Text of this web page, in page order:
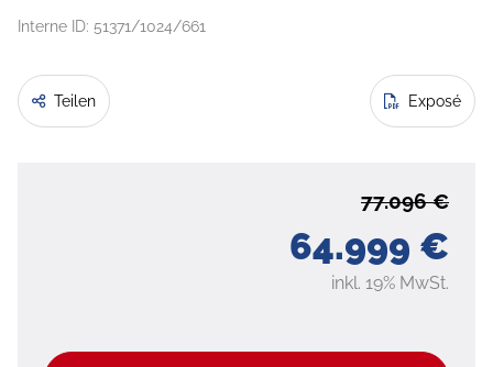
Interne ID: 51371/1024/661
Teilen Exposé
64.999 €
77.096 €
inkl. 19% MwSt.